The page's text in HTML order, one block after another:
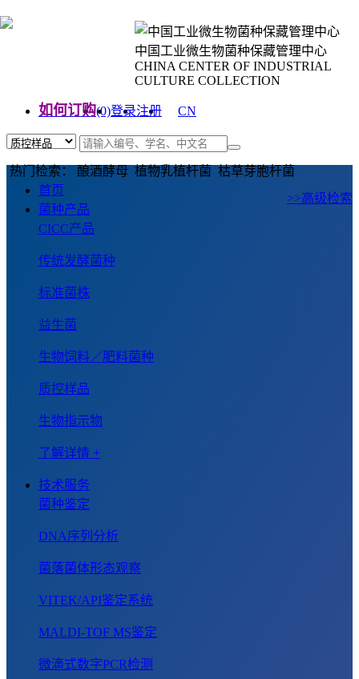
中国工业微生物菌种保藏管理中心
CHINA CENTER OF INDUSTRIAL
CULTURE COLLECTION
如何订购(0)登录注册
CN
热门检索： 酿酒酵母 植物乳植杆菌 枯草芽胞杆菌
>>高级检索
首页
菌种产品
CICC产品
传统发酵菌种
标准菌株
益生菌
生物饲料／肥料菌种
质控样品
生物指示物
了解详情 +
技术服务
菌种鉴定
DNA序列分析
菌落菌体形态观察
VITEK/API鉴定系统
MALDI-TOF MS鉴定
微滴式数字PCR检测